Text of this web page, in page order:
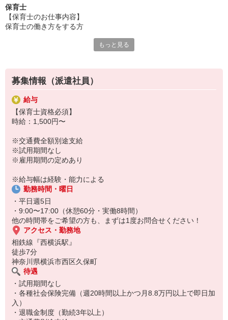
ネ！
保育士
【保育士のお仕事内容】
保育士の働き方をする方
≪クラス運営に係る業務全般≫
・食事、排泄、着脱の介助
・日々の遊びの提供
・指導計画（月案、週案、日案）の作成
・簡単な書類業務
・個別経過記録の作成
・簡単な保護者様対応
・お子さまの見守り
・・・等
もっと見る
募集情報（派遣社員）
給与
【保育士資格必須】
時給：1,500円〜
※交通費全額別途支給
※試用期間なし
※雇用期間の定めあり
※給与幅は経験・能力による
勤務時間・曜日
・平日週5日
・9:00〜17:00（休憩60分・実働8時間）
他の時間帯をご希望の方も、まずは1度お問合せください！
アクセス・勤務地
相鉄線『西横浜駅』
徒歩7分
神奈川県横浜市西区久保町
待遇
・試用期間なし
・各種社会保険完備（週20時間以上かつ月8.8万円以上で即日加
入）
・退職金制度（勤続3年以上）